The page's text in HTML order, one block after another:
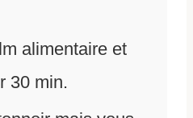
alimentaire et
30 min.